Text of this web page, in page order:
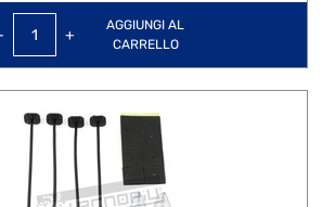
QuantitàAGGIUNGI AL
CARRELLO